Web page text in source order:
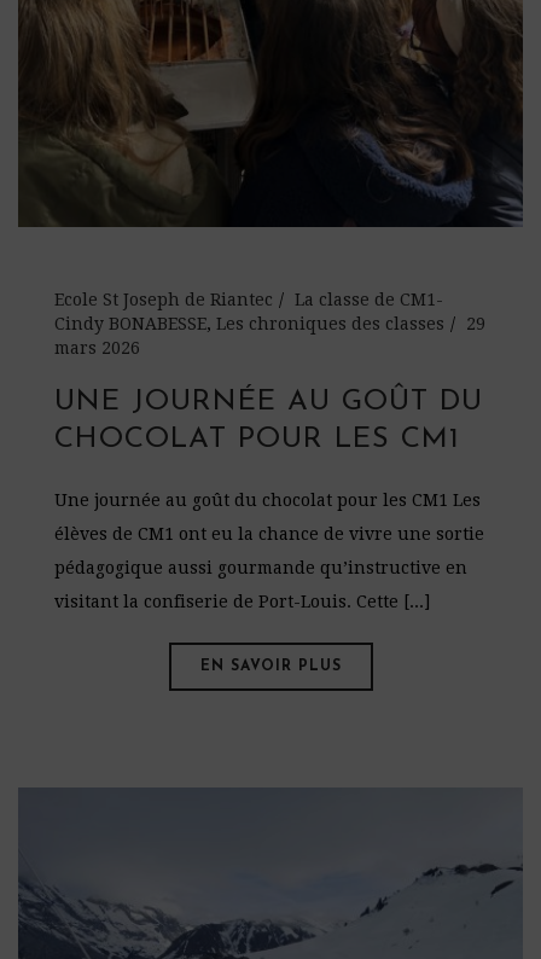
Ecole St Joseph de Riantec
La classe de CM1-
Cindy BONABESSE, Les chroniques des classes
29
mars 2026
UNE JOURNÉE AU GOÛT DU
CHOCOLAT POUR LES CM1
Une journée au goût du chocolat pour les CM1 Les
élèves de CM1 ont eu la chance de vivre une sortie
pédagogique aussi gourmande qu’instructive en
visitant la confiserie de Port-Louis. Cette [...]
EN SAVOIR PLUS